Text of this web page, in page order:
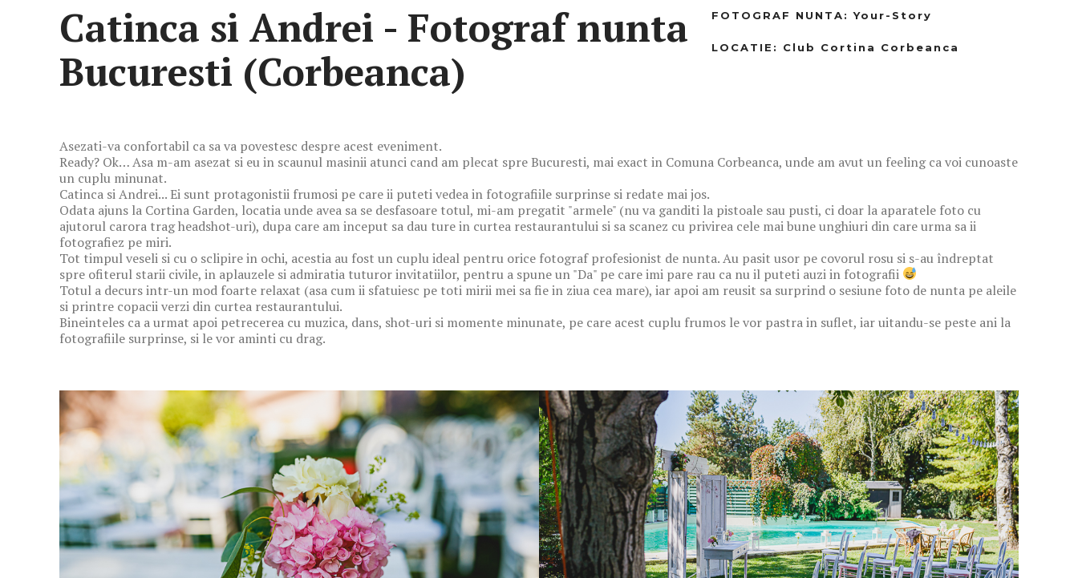
Catinca si Andrei - Fotograf nunta
Bucuresti (Corbeanca)
FOTOGRAF NUNTA: Your-Story
LOCATIE : Club Cortina Corbeanca
Asezati-va confortabil ca sa va povestesc despre acest eveniment.
Ready? Ok… Asa m-am asezat si eu in scaunul masinii atunci cand am plecat spre Bucuresti, mai exact in Comuna Corbeanca, unde am avut un feeling ca voi cunoaste
un cuplu minunat.
Catinca si Andrei... Ei sunt protagonistii frumosi pe care ii puteti vedea in fotografiile surprinse si redate mai jos.
Odata ajuns la Cortina Garden, locatia unde avea sa se desfasoare totul, mi-am pregatit "armele" (nu va ganditi la pistoale sau pusti, ci doar la aparatele foto cu
ajutorul carora trag headshot-uri), dupa care am inceput sa dau ture in curtea restaurantului si sa scanez cu privirea cele mai bune unghiuri din care urma sa ii
fotografiez pe miri.
Tot timpul veseli si cu o sclipire in ochi, acestia au fost un cuplu ideal pentru orice fotograf profesionist de nunta. Au pasit usor pe covorul rosu si s-au îndreptat
spre ofiterul starii civile, in aplauzele si admiratia tuturor invitatiilor, pentru a spune un "Da" pe care imi pare rau ca nu il puteti auzi in fotografii
Totul a decurs intr-un mod foarte relaxat (asa cum ii sfatuiesc pe toti mirii mei sa fie in ziua cea mare), iar apoi am reusit sa surprind o sesiune foto de nunta pe aleile
si printre copacii verzi din curtea restaurantului.
Bineinteles ca a urmat apoi petrecerea cu muzica, dans, shot-uri si momente minunate, pe care acest cuplu frumos le vor pastra in suflet, iar uitandu-se peste ani la
fotografiile surprinse, si le vor aminti cu drag.